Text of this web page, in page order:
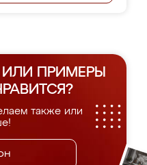
ИЛИ ПРИМЕРЫ
также или